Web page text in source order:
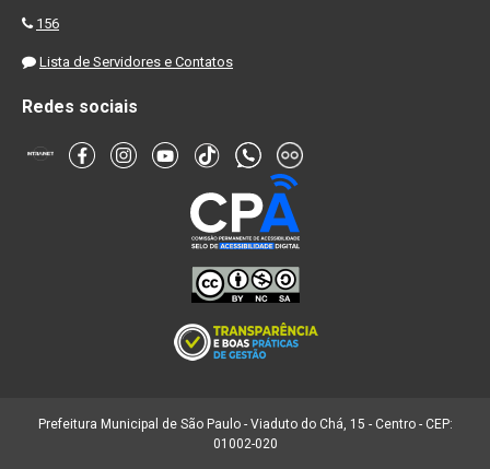
156
Lista de Servidores e Contatos
Redes sociais
Prefeitura Municipal de São Paulo - Viaduto do Chá, 15 - Centro - CEP:
01002-020